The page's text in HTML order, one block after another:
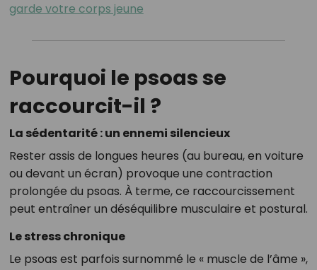
garde votre corps jeune
Pourquoi le psoas se
raccourcit-il ?
La sédentarité : un ennemi silencieux
Rester assis de longues heures (au bureau, en voiture
ou devant un écran) provoque une contraction
prolongée du psoas. À terme, ce raccourcissement
peut entraîner un déséquilibre musculaire et postural.
Le stress chronique
Le psoas est parfois surnommé le « muscle de l’âme »,